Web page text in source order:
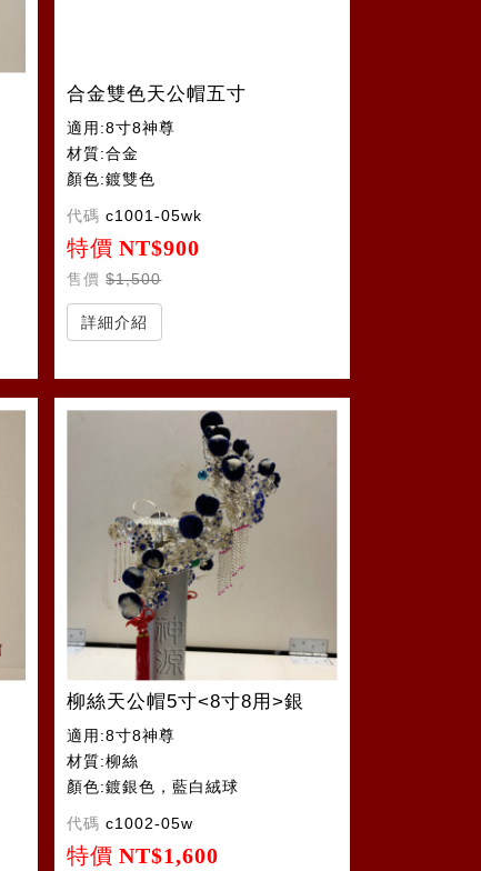
合金雙色天公帽五寸
適用:8寸8神尊
材質:合金
顏色:鍍雙色
代碼 c1001-05wk
特價 NT$900
售價 $1,500
詳細介紹
柳絲天公帽5寸<8寸8用>銀
適用:8寸8神尊
材質:柳絲
顏色:鍍銀色，藍白絨球
代碼 c1002-05w
特價 NT$1,600